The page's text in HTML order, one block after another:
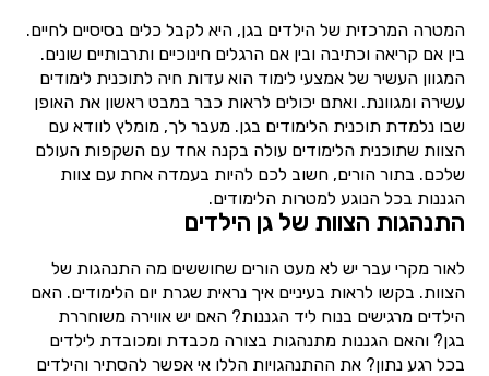
המטרה המרכזית של הילדים בגן, היא לקבל כלים בסיסיים לחיים.
בין אם קריאה וכתיבה ובין אם הרגלים חינוכיים ותרבותיים שונים.
המגוון העשיר של אמצעי לימוד הוא עדות חיה לתוכנית לימודים
עשירה ומגוונת. ואתם יכולים לראות כבר במבט ראשון את האופן
שבו נלמדת תוכנית הלימודים בגן. מעבר לך, מומלץ לוודא עם
הצוות שתוכנית הלימודים עולה בקנה אחד עם השקפות העולם
שלכם. בתור הורים, חשוב לכם להיות בעמדה אחת עם צוות
הגננות בכל הנוגע למטרות הלימודים.
התנהגות הצוות של גן הילדים
לאור מקרי עבר יש לא מעט הורים שחוששים מה התנהגות של
הצוות. בקשו לראות בעיניים איך נראית שגרת יום הלימודים. האם
הילדים מרגישים בנוח ליד הגננות? האם יש אווירה משוחררת
בגן? והאם הגננות מתנהגות בצורה מכבדת ומכובדת לילדים
בכל רגע נתון? את ההתנהגויות הללו אי אפשר להסתיר והילדים